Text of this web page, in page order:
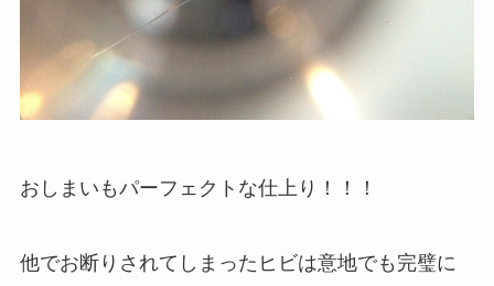
おしまいもパーフェクトな仕上り！！！
他でお断りされてしまったヒビは意地でも完璧に